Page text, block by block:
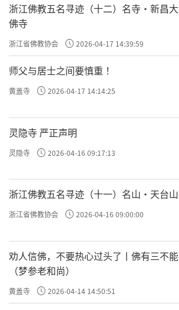
浙江佛教五名寻迹（十二）名寺·新昌大
佛寺
浙江省佛教协会 2026-04-17 14:39:59
师父与居士之间要慎重 ！
黄盖寺 2026-04-17 14:14:25
灵隐寺 严正声明
灵隐寺 2026-04-16 09:17:13
浙江佛教五名寻迹（十一）名山·天台山
浙江省佛教协会 2026-04-16 09:00:00
劝人信佛，不要热心过头了丨佛有三不能
（梦参老和尚）
黄盖寺 2026-04-14 14:50:51